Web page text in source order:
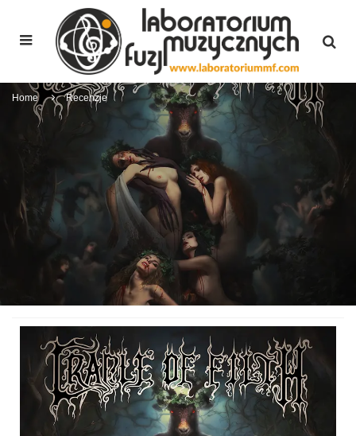
Home Recenzje